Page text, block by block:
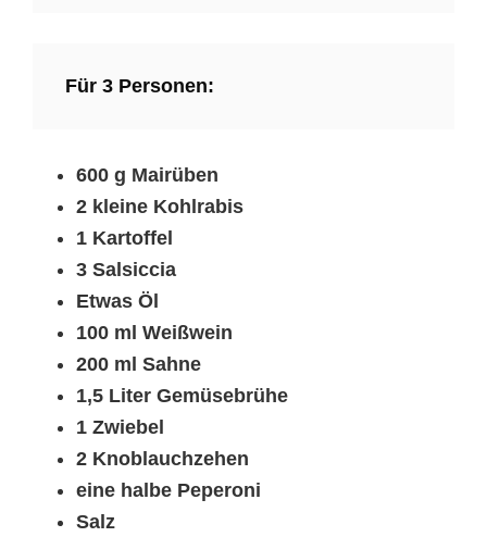
Für 3 Personen:
600 g Mairüben
2 kleine Kohlrabis
1 Kartoffel
3 Salsiccia
Etwas Öl
100 ml Weißwein
200 ml Sahne
1,5 Liter Gemüsebrühe
1 Zwiebel
2 Knoblauchzehen
eine halbe Peperoni
Salz